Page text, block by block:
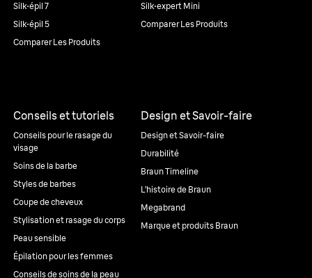
Silk·épil 7
Silk·épil 5
Comparer Les Produits
Silk·expert Mini
Comparer Les Produits
Conseils et tutoriels
Conseils pour le rasage du
visage
Soins de la barbe
Styles de barbes
Coupe de cheveux
Stylisation et rasage du corps
Peau sensible
Épilation pour les femmes
Conseils de soins de la peau
Design et Savoir-faire
Design et Savoir-faire
Durabilité
Braun Timeline
L’histoire de Braun
Megabrand
Marque et produits Braun